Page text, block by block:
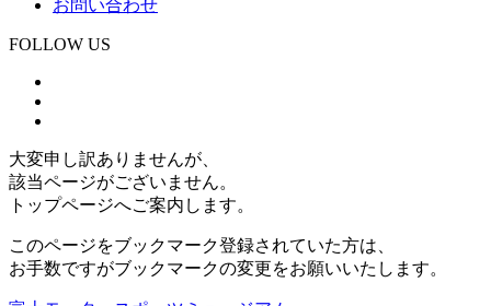
お問い合わせ
FOLLOW US
大変申し訳ありませんが、
該当ページがございません。
トップページへご案内します。
このページをブックマーク登録されていた方は、
お手数ですがブックマークの変更をお願いいたします。